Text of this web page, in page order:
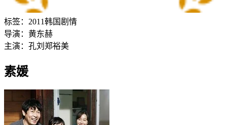
标签： 2011韩国剧情
导演： 黄东赫
主演： 孔刘 郑裕美
素媛